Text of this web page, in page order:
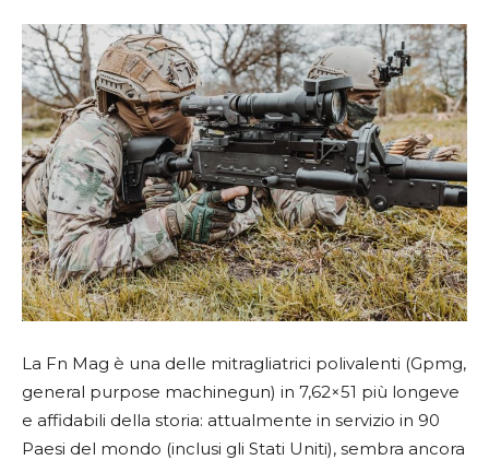
La Fn Mag è una delle mitragliatrici polivalenti (Gpmg,
general purpose machinegun) in 7,62×51 più longeve
e affidabili della storia: attualmente in servizio in 90
Paesi del mondo (inclusi gli Stati Uniti), sembra ancora